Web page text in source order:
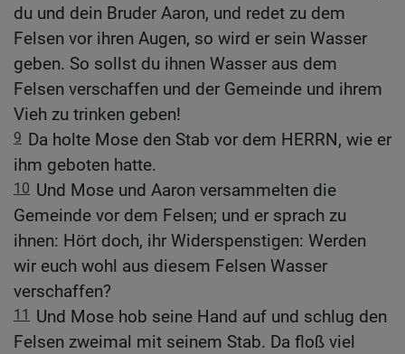
du und dein Bruder Aaron, und redet zu dem
Felsen vor ihren Augen, so wird er sein Wasser
geben. So sollst du ihnen Wasser aus dem
Felsen verschaffen und der Gemeinde und ihrem
Vieh zu trinken geben!
9 Da holte Mose den Stab vor dem HERRN, wie er
ihm geboten hatte.
10 Und Mose und Aaron versammelten die
Gemeinde vor dem Felsen; und er sprach zu
ihnen: Hört doch, ihr Widerspenstigen: Werden
wir euch wohl aus diesem Felsen Wasser
verschaffen?
11
Und Mose hob seine Hand auf und schlug den
Felsen zweimal mit seinem Stab. Da floß viel